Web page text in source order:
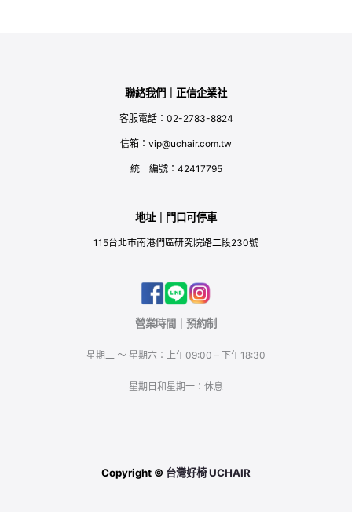
聯絡我們｜正信企業社
客服電話：02-2783-8824
信箱：vip@uchair.com.tw
統一編號：42417795
地址｜門口可停車
115台北市南港們區研究院路二段230號
營業時間｜預約制
星期二 ～ 星期六：上午09:00 – 下午18:30
星期日和星期一：休息
Copyright © 台灣好椅 UCHAIR